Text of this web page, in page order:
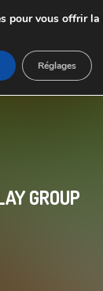
GROUP
pour vous offrir la
Réglages